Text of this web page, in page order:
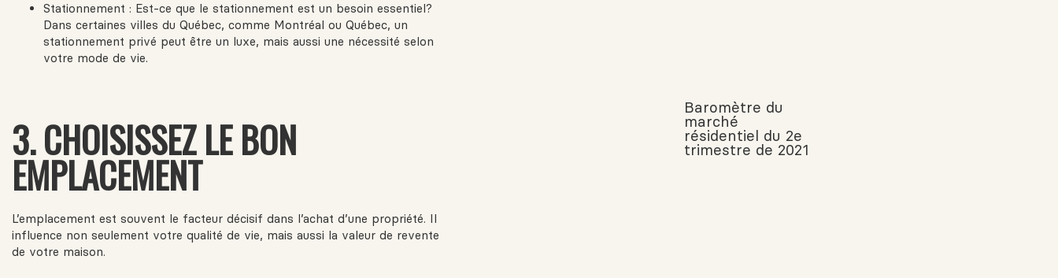
Stationnement : Est-ce que le stationnement est un besoin essentiel?
Dans certaines villes du Québec, comme Montréal ou Québec, un
stationnement privé peut être un luxe, mais aussi une nécessité selon
votre mode de vie.
3. CHOISISSEZ LE BON
EMPLACEMENT
L’emplacement est souvent le facteur décisif dans l’achat d’une propriété. Il
influence non seulement votre qualité de vie, mais aussi la valeur de revente
de votre maison.
Baromètre du
marché
résidentiel du 2e
trimestre de 2021